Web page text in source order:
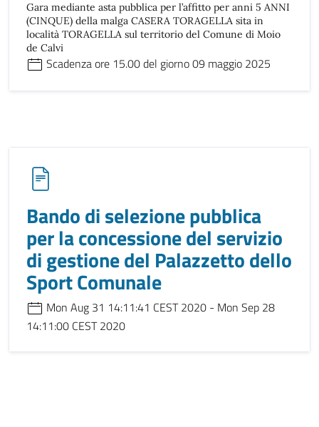
Gara mediante asta pubblica per l’affitto per anni 5 ANNI
(CINQUE) della malga CASERA TORAGELLA sita in
località TORAGELLA sul territorio del Comune di Moio
de Calvi
Scadenza ore 15.00 del giorno 09 maggio 2025
Bando di selezione pubblica
per la concessione del servizio
di gestione del Palazzetto dello
Sport Comunale
Mon Aug 31 14:11:41 CEST 2020 - Mon Sep 28
14:11:00 CEST 2020